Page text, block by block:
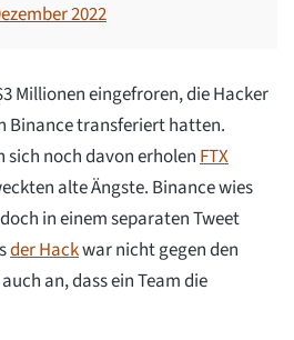
2022
Millionen eingefroren, die Hacker
Binance transferiert hatten.
noch davon erholenFTX
alte Ängste. Binance wies
in einem separaten Tweet
der Hackwar nicht gegen den
an, dass ein Team die